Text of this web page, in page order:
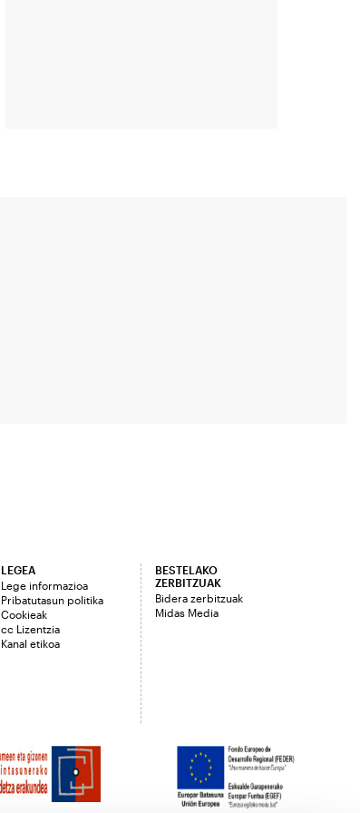
LEGEA
Lege informazioa
Pribatutasun politika
Cookieak
cc Lizentzia
Kanal etikoa
BESTELAKO
ZERBITZUAK
Bidera zerbitzuak
Midas Media